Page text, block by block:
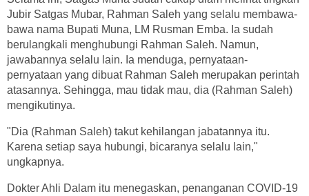
Jubir Satgas Mubar, Rahman Saleh yang selalu membawa-
bawa nama Bupati Muna, LM Rusman Emba. Ia sudah
berulangkali menghubungi Rahman Saleh. Namun,
jawabannya selalu lain. Ia menduga, pernyataan-
pernyataan yang dibuat Rahman Saleh merupakan perintah
atasannya. Sehingga, mau tidak mau, dia (Rahman Saleh)
mengikutinya.
"Dia (Rahman Saleh) takut kehilangan jabatannya itu.
Karena setiap saya hubungi, bicaranya selalu lain,"
ungkapnya.
Dokter Ahli Dalam itu menegaskan, penanganan COVID-19